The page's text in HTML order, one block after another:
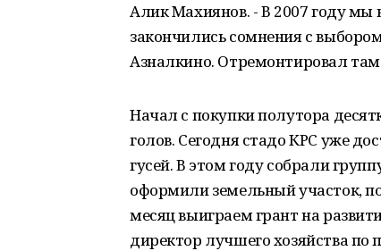
Алик Махиянов. - В 2007 году мы
закончились сомнения с
Азналкино. Отремонтировал
Начал с покупки полутора
голов. Сегодня стадо КРС уже
гусей. В этом году собрали
оформили земельный участок,
месяц выиграем грант на
директор лучшего хозяйства по